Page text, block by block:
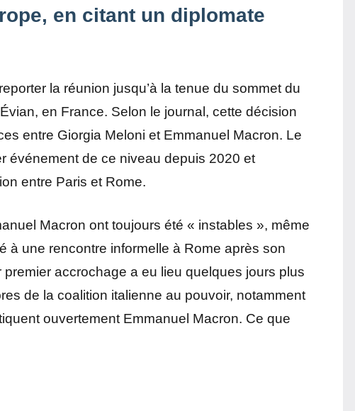
en citant un diplomate
la réunion jusqu’à la tenue du sommet du
en France. Selon le journal, cette décision
entre Giorgia Meloni et Emmanuel Macron. Le
événement de ce niveau depuis 2020 et
entre Paris et Rome.
Macron ont toujours été « instables », même
à une rencontre informelle à Rome après son
accrochage a eu lieu quelques jours plus
de la coalition italienne au pouvoir, notamment
ouvertement Emmanuel Macron. Ce que